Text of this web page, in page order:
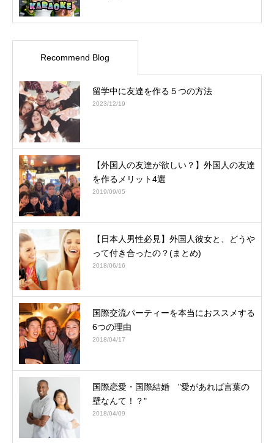
Recommend Blog
留学中に友達を作る５つの方法
2023/12/19
【外国人の友達が欲しい？】外国人の友達
を作るメリット4選
2019/09/05
【日本人男性必見】外国人彼女と、どうや
って付き合ったの？(まとめ)
2018/06/16
国際交流パーティーを本当におススメする
6つの理由
2018/04/17
国際恋愛・国際結婚 "愛があれば言葉の
壁なんて！？"
2018/04/09